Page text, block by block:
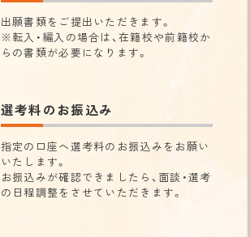
出願書類をご提出いただきます。
※転入・編入の場合は、在籍校や前籍校か
らの書類が必要になります。
選考料のお振込み
指定の口座へ選考料のお振込みをお願い
いたします。
お振込みが確認できましたら、面談・選考
の日程調整をさせていただきます。